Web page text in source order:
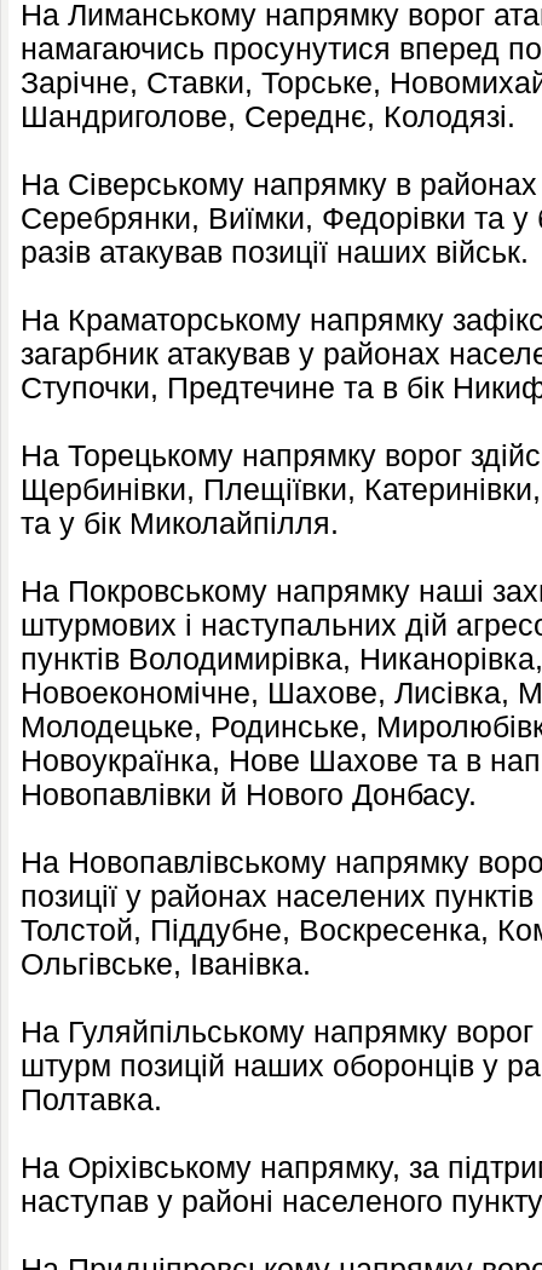
На Лиманському напрямку ворог
намагаючись просунутися вперед
Зарічне, Ставки, Торське,
Шандриголове, Середнє, Колодязі.
На Сіверському напрямку в районах
Серебрянки, Виїмки, Федорівки та
разів атакував позиції наших військ.
На Краматорському напрямку
загарбник атакував у районах
Ступочки, Предтечине та в бік
На Торецькому напрямку ворог
Щербинівки, Плещіївки,
та у бік Миколайпілля.
На Покровському напрямку наші
штурмових і наступальних дій
пунктів Володимирівка,
Новоекономічне, Шахове, Лисівка,
Молодецьке, Родинське,
Новоукраїнка, Нове Шахове та в
Новопавлівки й Нового Донбасу.
На Новопавлівському напрямку
позиції у районах населених
Толстой, Піддубне, Воскресенка,
Ольгівське, Іванівка.
На Гуляйпільському напрямку
штурм позицій наших оборонців у
Полтавка.
На Оріхівському напрямку, за
наступав у районі населеного